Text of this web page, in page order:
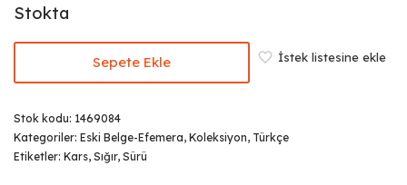
Stokta
Sepete Ekle İstek listesine ekle
Stok kodu: 1469084
Kategoriler: Eski Belge-Efemera, Koleksiyon, Türkçe
Etiketler: Kars, Sığır, Sürü